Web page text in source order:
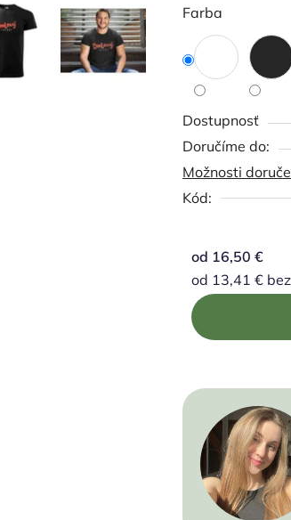
Farba
Dostupnosť
Možnosti
Kód:
od 16,50 €
od 13,41 €
Jednotková